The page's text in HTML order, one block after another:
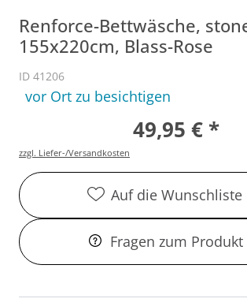
Renforce-Bettwäsche,
155x220cm, Blass-Rose
ID 41206
vor Ort zu besichtigen
49,95 € *
zzgl. Liefer-/Versandkosten
Auf die Wunschliste
Fragen zum Produkt